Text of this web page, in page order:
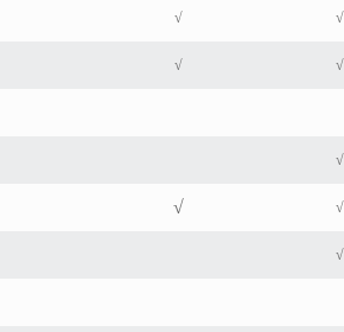
√ √
√ √
√
√ √
√